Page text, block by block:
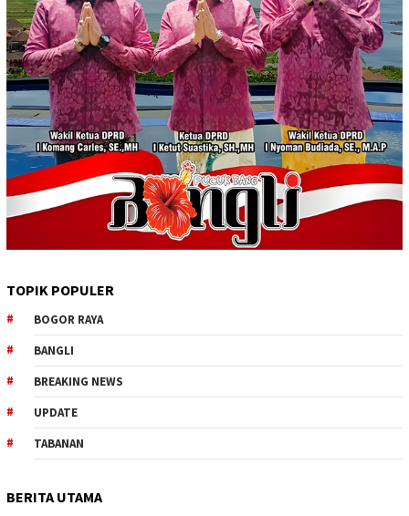
TOPIK POPULER
BOGOR RAYA
BANGLI
BREAKING NEWS
UPDATE
TABANAN
BERITA UTAMA